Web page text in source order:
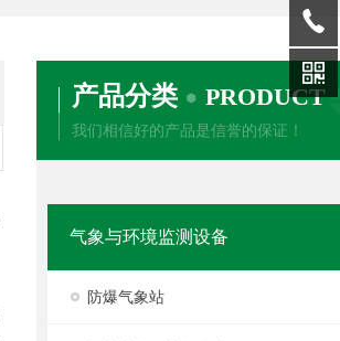
产品分类 PRODUCT
我们相信好的产品是信誉的保证！
气象与环境监测设备
防爆气象站